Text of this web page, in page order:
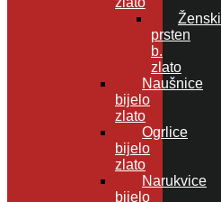
Ženski
prsten
b.
zlato
Naušnice
bijelo
zlato
Ogrlice
bijelo
zlato
Narukvice
bijelo